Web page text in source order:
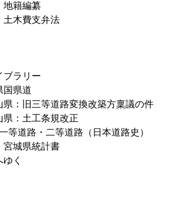
地籍編纂
土木費支弁法
ブラリー
国県道
県：旧三等道路変換改築方稟議の件
県：土工条規改正
等道路・二等道路（日本道路史）
宮城県統計書
く